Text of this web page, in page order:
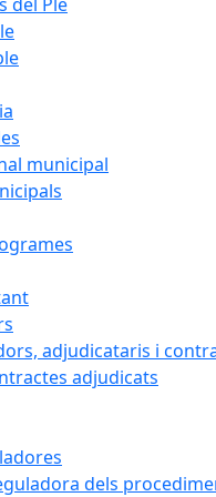
municipal
adjudicataris i
adjudicats
dels